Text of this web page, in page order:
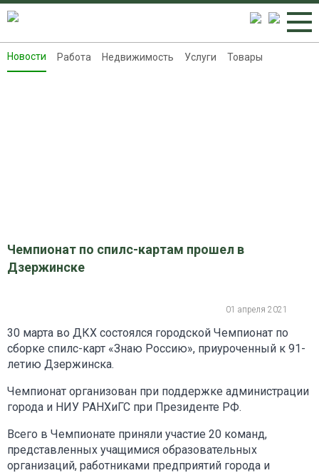
Новости
Новости Работа Недвижимость Услуги Товары
Чемпионат по спилс-картам прошел в
Дзержинске
01 апреля 2021
30 марта во ДКХ состоялся городской Чемпионат по
сборке спилс-карт «Знаю Россию», приуроченный к 91-
летию Дзержинска.
Чемпионат организован при поддержке администрации
города и НИУ РАНХиГС при Президенте РФ.
Всего в Чемпионате приняли участие 20 команд,
представленных учащимися образовательных
организаций, работниками предприятий города и